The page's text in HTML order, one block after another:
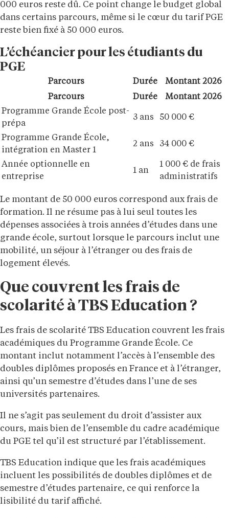
000 euros reste dû. Ce point change le budget global
dans certains parcours, même si le cœur du tarif PGE
reste bien fixé à 50 000 euros.
L’échéancier pour les étudiants du
PGE
Parcours Durée
Montant 2026
Parcours
Durée
Montant 2026
Programme Grande École post-
prépa
3 ans 50 000 €
Programme Grande École,
intégration en Master 1
2 ans 34 000 €
Année optionnelle en
entreprise
1 an
1 000 € de frais
administratifs
Le montant de 50 000 euros correspond aux frais de
formation. Il ne résume pas à lui seul toutes les
dépenses associées à trois années d’études dans une
grande école, surtout lorsque le parcours inclut une
mobilité, un séjour à l’étranger ou des frais de
logement élevés.
Que couvrent les frais de
scolarité à TBS Education ?
Les frais de scolarité TBS Education couvrent les frais
académiques du Programme Grande École. Ce
montant inclut notamment l’accès à l’ensemble des
doubles diplômes proposés en France et à l’étranger,
ainsi qu’un semestre d’études dans l’une de ses
universités partenaires.
Il ne s’agit pas seulement du droit d’assister aux
cours, mais bien de l’ensemble du cadre académique
du PGE tel qu’il est structuré par l’établissement.
TBS Education indique que les frais académiques
incluent les possibilités de doubles diplômes et de
semestre d’études partenaire, ce qui renforce la
lisibilité du tarif affiché.